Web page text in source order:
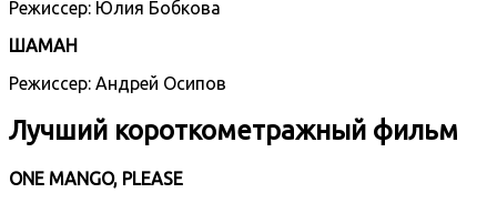
Режиссер: Юлия Бобкова
ШАМАН
Режиссер: Андрей Осипов
Лучший короткометражный фильм
ONE MANGO, PLEASE